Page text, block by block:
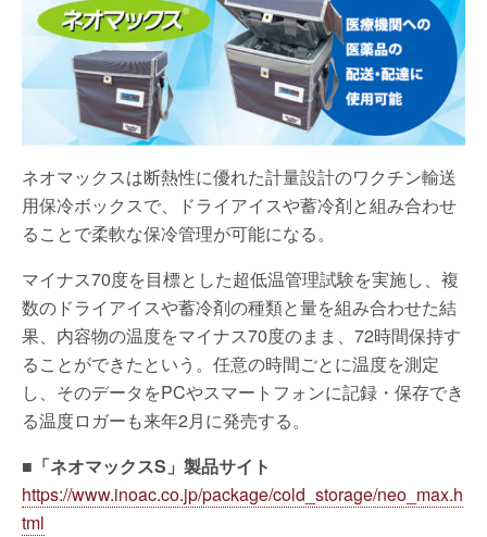
ネオマックスは断熱性に優れた計量設計のワクチン輸送
用保冷ボックスで、ドライアイスや蓄冷剤と組み合わせ
ることで柔軟な保冷管理が可能になる。
マイナス70度を目標とした超低温管理試験を実施し、複
数のドライアイスや蓄冷剤の種類と量を組み合わせた結
果、内容物の温度をマイナス70度のまま、72時間保持す
ることができたという。任意の時間ごとに温度を測定
し、そのデータをPCやスマートフォンに記録・保存でき
る温度ロガーも来年2月に発売する。
■「ネオマックスS」製品サイト
https://www.inoac.co.jp/package/cold_storage/neo_max.h
tml